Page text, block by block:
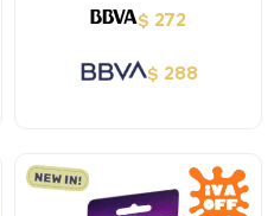
$ 272
$ 288